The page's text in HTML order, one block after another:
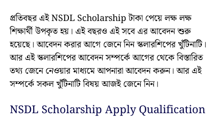
প্রতিবছর এই NSDL Scholarship টাকা পেয়ে লক্ষ লক্ষ
শিক্ষার্থী উপকৃত হয়। এই বছরও এই সবে এর আবেদন শুরু
হয়েছে। আবেদন করার আগে জেনে নিন স্কলারশিপের খুঁটিনাটি।
আর এই স্কলারশিপের আবেদন সম্পর্কে আগের থেকে বিস্তারিত
তথ্য জেনে নেওয়ার মাধ্যমে আপনারা আবেদন করুন। আর এই
সম্পর্কে সকল খুঁটিনাটি বিষয় আজই জেনে নিন।
NSDL Scholarship Apply Qualification